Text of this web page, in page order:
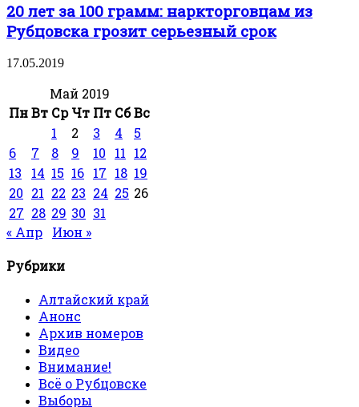
20 лет за 100 грамм: наркторговцам из
Рубцовска грозит серьезный срок
17.05.2019
Май 2019
ПнВт Ср Чт Пт СбВс
1
2 3 4
5
6
7 8 9 10 11
12
13
14 15 16 17 18 19
20 21 22 23 24 25 26
27 28 29 30 31
« Апр
Июн »
Рубрики
Алтайский край
Анонс
Архив номеров
Видео
Внимание!
Всё о Рубцовске
Выборы